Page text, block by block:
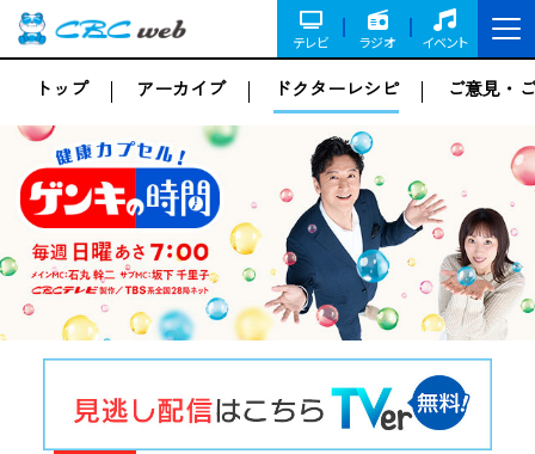
テレビ ラジオ イベント
トップ アーカイブ ドクターレシピ ご意見・